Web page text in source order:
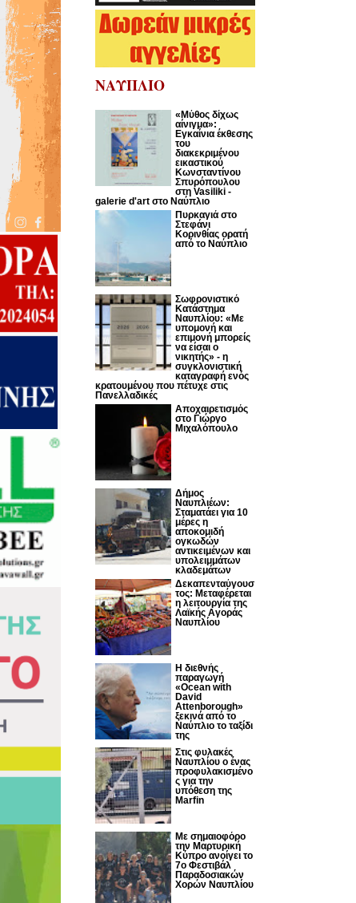
ΝΑΥΠΛΙΟ
«Μύθος δίχως
αίνιγμα»:
Εγκαίνια έκθεσης
του
διακεκριμένου
εικαστικού
Κωνσταντίνου
Σπυρόπουλου
στη Vasiliki -
galerie d'art στο Ναύπλιο
Πυρκαγιά στο
Στεφάνι
Κορινθίας ορατή
από το Ναύπλιο
Σωφρονιστικό
Κατάστημα
Ναυπλίου: «Με
υπομονή και
επιμονή μπορείς
να είσαι ο
νικητής» - η
συγκλονιστική
καταγραφή ενός
κρατουμένου που πέτυχε στις
Πανελλαδικές
Αποχαιρετισμός
στο Γιώργο
Μιχαλόπουλο
Δήμος
Ναυπλιέων:
Σταματάει για 10
μέρες η
αποκομιδή
ογκωδών
αντικειμένων και
υπολειμμάτων
κλαδεμάτων
Δεκαπενταύγουσ
τος: Μεταφέρεται
η λειτουργία της
Λαϊκής Αγοράς
Ναυπλίου
Η διεθνής
παραγωγή
«Ocean with
David
Attenborough»
ξεκινά από το
Ναύπλιο το ταξίδι
της
Στις φυλακές
Ναυπλίου ο ένας
προφυλακισμένο
ς για την
υπόθεση της
Marfin
Με σημαιοφόρο
την Μαρτυρική
Κύπρο ανοίγει το
7ο Φεστιβάλ
Παραδοσιακών
Χορών Ναυπλίου